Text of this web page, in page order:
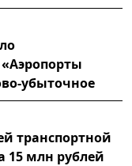
убыточное
транспортной
15 млн рублей